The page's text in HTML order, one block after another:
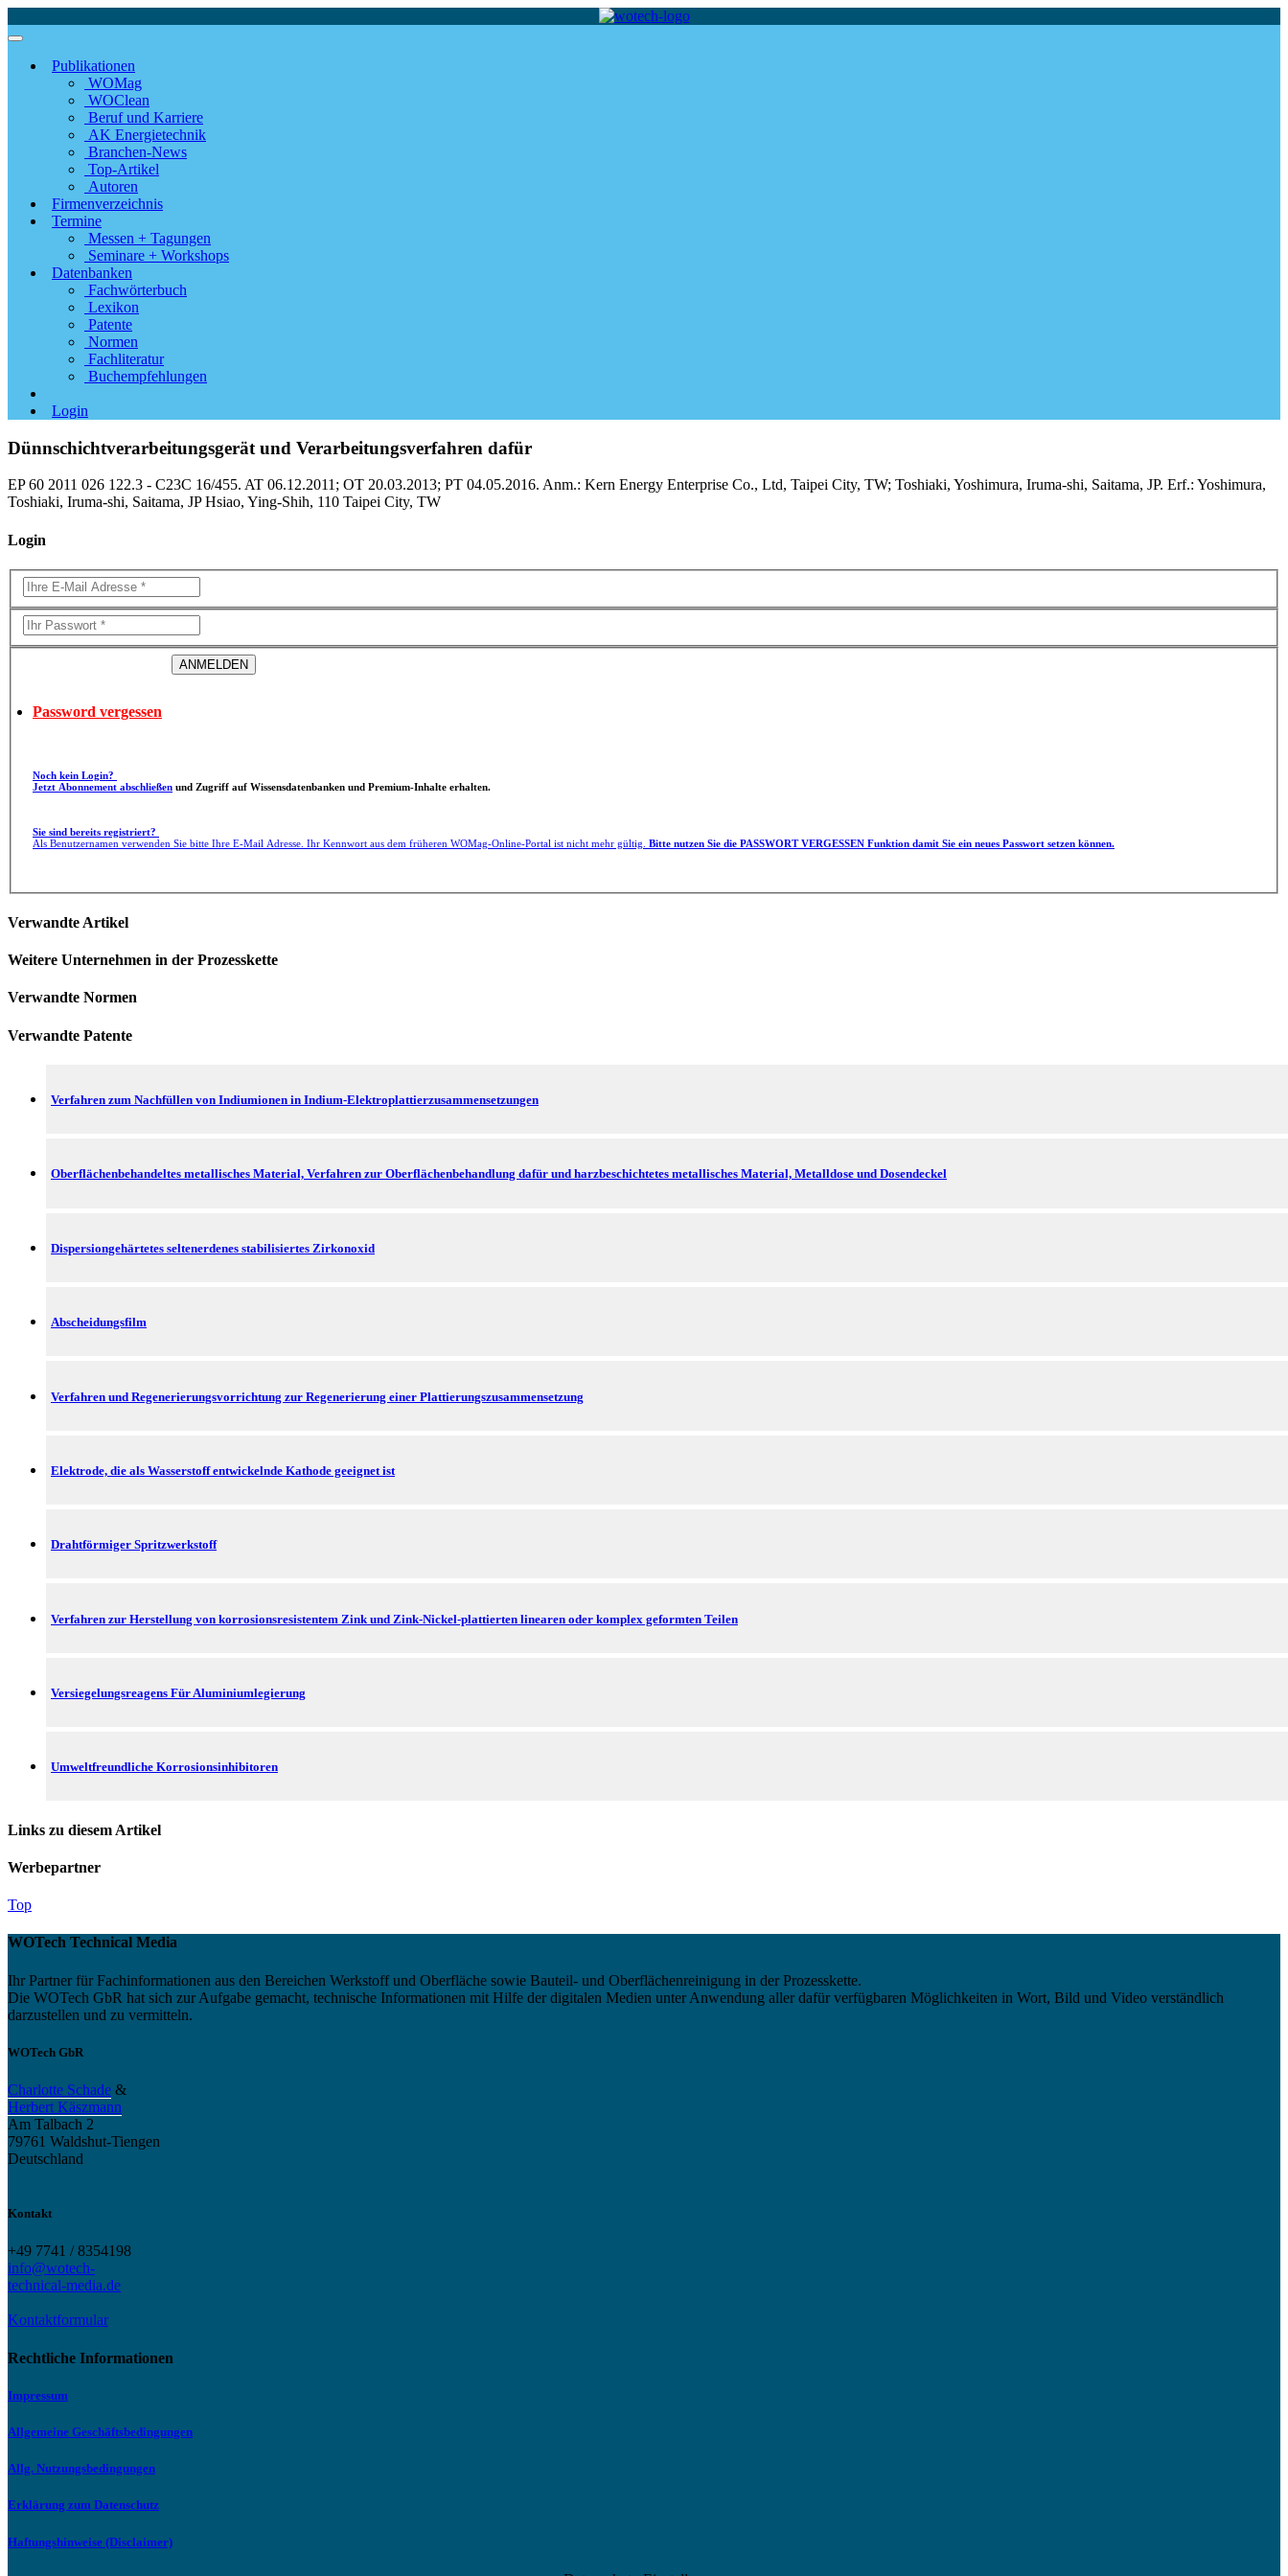
Publikationen
WOMag
WOClean
Beruf und Karriere
AK Energietechnik
Branchen-News
Top-Artikel
Autoren
Firmenverzeichnis
Termine
Messen + Tagungen
Seminare + Workshops
Datenbanken
Fachwörterbuch
Lexikon
Patente
Normen
Fachliteratur
Buchempfehlungen
Login
Dünnschichtverarbeitungsgerät und Verarbeitungsverfahren dafür
EP 60 2011 026 122.3 - C23C 16/455. AT 06.12.2011; OT 20.03.2013; PT 04.05.2016. Anm.: Kern Energy Enterprise Co., Ltd, Taipei City, TW; Toshiaki, Yoshimura, Iruma-shi, Saitama, JP. Erf.: Yoshimura,
Toshiaki, Iruma-shi, Saitama, JP Hsiao, Ying-Shih, 110 Taipei City, TW
Login
Password vergessen
Noch kein Login?
Jetzt Abonnement abschließen und Zugriff auf Wissensdatenbanken und Premium-Inhalte erhalten.
Sie sind bereits registriert?
Als Benutzernamen verwenden Sie bitte Ihre E-Mail Adresse. Ihr Kennwort aus dem früheren WOMag-Online-Portal ist nicht mehr gültig. Bitte nutzen Sie die PASSWORT VERGESSEN Funktion damit Sie ein neues Passwort setzen können.
Verwandte Artikel
Weitere Unternehmen in der Prozesskette
Verwandte Normen
Verwandte Patente
Verfahren zum Nachfüllen von Indiumionen in Indium-Elektroplattierzusammensetzungen
Oberflächenbehandeltes metallisches Material, Verfahren zur Oberflächenbehandlung dafür und harzbeschichtetes metallisches Material, Metalldose und Dosendeckel
Dispersiongehärtetes seltenerdenes stabilisiertes Zirkonoxid
Abscheidungsfilm
Verfahren und Regenerierungsvorrichtung zur Regenerierung einer Plattierungszusammensetzung
Elektrode, die als Wasserstoff entwickelnde Kathode geeignet ist
Drahtförmiger Spritzwerkstoff
Verfahren zur Herstellung von korrosionsresistentem Zink und Zink-Nickel-plattierten linearen oder komplex geformten Teilen
Versiegelungsreagens Für Aluminiumlegierung
Umweltfreundliche Korrosionsinhibitoren
Links zu diesem Artikel
Werbepartner
Top
WOTech Technical Media
Ihr Partner für Fachinformationen aus den Bereichen Werkstoff und Oberfläche sowie Bauteil- und Oberflächenreinigung in der Prozesskette.
Die WOTech GbR hat sich zur Aufgabe gemacht, technische Informationen mit Hilfe der digitalen Medien unter Anwendung aller dafür verfügbaren Möglichkeiten in Wort, Bild und Video verständlich
darzustellen und zu vermitteln.
WOTech GbR
Charlotte Schade &
Herbert Käszmann
Am Talbach 2
79761 Waldshut-Tiengen
Deutschland
Kontakt
+49 7741 / 8354198
info@wotech-
technical-media.de
Kontaktformular
Rechtliche Informationen
Impressum
Allgemeine Geschäftsbedingungen
Allg. Nutzungsbedingungen
Erklärung zum Datenschutz
Haftungshinweise (Disclaimer)